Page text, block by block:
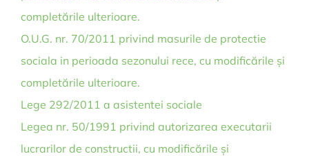
completările ulterioare.
O.U.G. nr. 70/2011 privind masurile de protectie
sociala in perioada sezonului rece, cu modificările și
completările ulterioare.
Lege 292/2011 a asistentei sociale
Legea nr. 50/1991 privind autorizarea executarii
lucrarilor de constructii, cu modificările și